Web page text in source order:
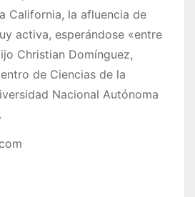
California, la afluencia de
activa, esperándose «entre
Christian Domínguez,
de Ciencias de la
Nacional Autónoma